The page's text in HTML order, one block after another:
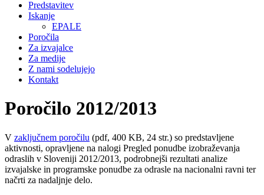
Predstavitev
Iskanje
EPALE
Poročila
Za izvajalce
Za medije
Z nami sodelujejo
Kontakt
Poročilo 2012/2013
V zaključnem poročilu (pdf, 400 KB, 24 str.) so predstavljene
aktivnosti, opravljene na nalogi Pregled ponudbe izobraževanja
odraslih v Sloveniji 2012/2013, podrobnejši rezultati analize
izvajalske in programske ponudbe za odrasle na nacionalni ravni ter
načrti za nadaljnje delo.